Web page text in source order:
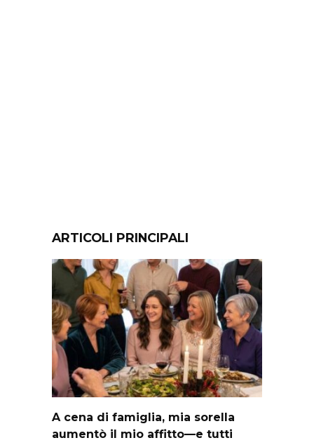
ARTICOLI PRINCIPALI
A cena di famiglia, mia sorella
aumentò il mio affitto—e tutti